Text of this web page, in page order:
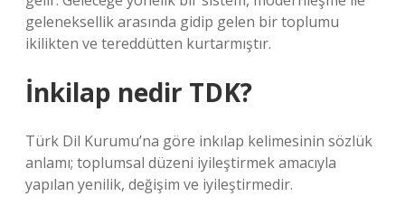
geleneksellik arasında gidip gelen bir toplumu
ikilikten ve tereddütten kurtarmıştır.
İnkilap nedir TDK?
Türk Dil Kurumu’na göre inkılap kelimesinin sözlük
anlamı; toplumsal düzeni iyileştirmek amacıyla
yapılan yenilik, değişim ve iyileştirmedir.